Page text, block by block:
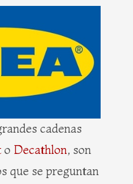
cadenas
o Decathlon, son
que se preguntan